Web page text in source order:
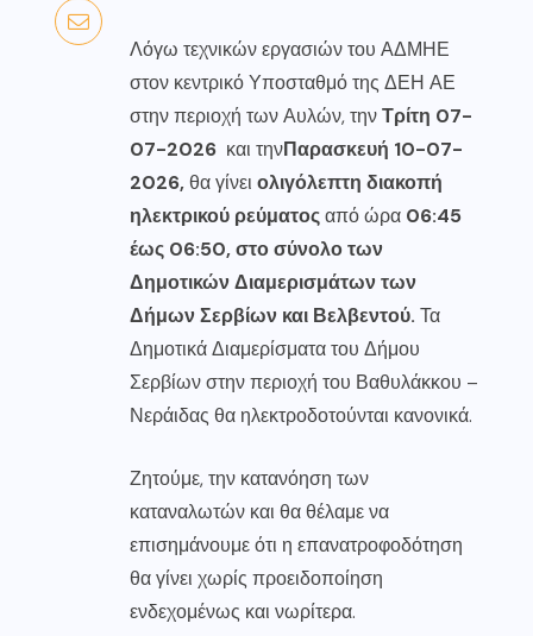
Λόγω τεχνικών εργασιών του ΑΔΜΗΕ
στον κεντρικό Υποσταθμό της ΔΕΗ ΑΕ
στην περιοχή των Αυλών, τηνΤρίτη 07-
07-2026 και τηνΠαρασκευή 10-07-
2026,θα γίνει ολιγόλεπτη διακοπή
ηλεκτρικού ρεύματοςαπό ώρα 06:45
έως 06:50, στο σύνολο των
Δημοτικών Διαμερισμάτων των
Δήμων Σερβίων και Βελβεντού. Τα
Δημοτικά Διαμερίσματα του Δήμου
Σερβίων στην περιοχή του Βαθυλάκκου –
Νεράιδας θα ηλεκτροδοτούνται κανονικά.
Ζητούμε, την κατανόηση των
καταναλωτών και θα θέλαμε να
επισημάνουμε ότι η επανατροφοδότηση
θα γίνει χωρίς προειδοποίηση
ενδεχομένως και νωρίτερα.